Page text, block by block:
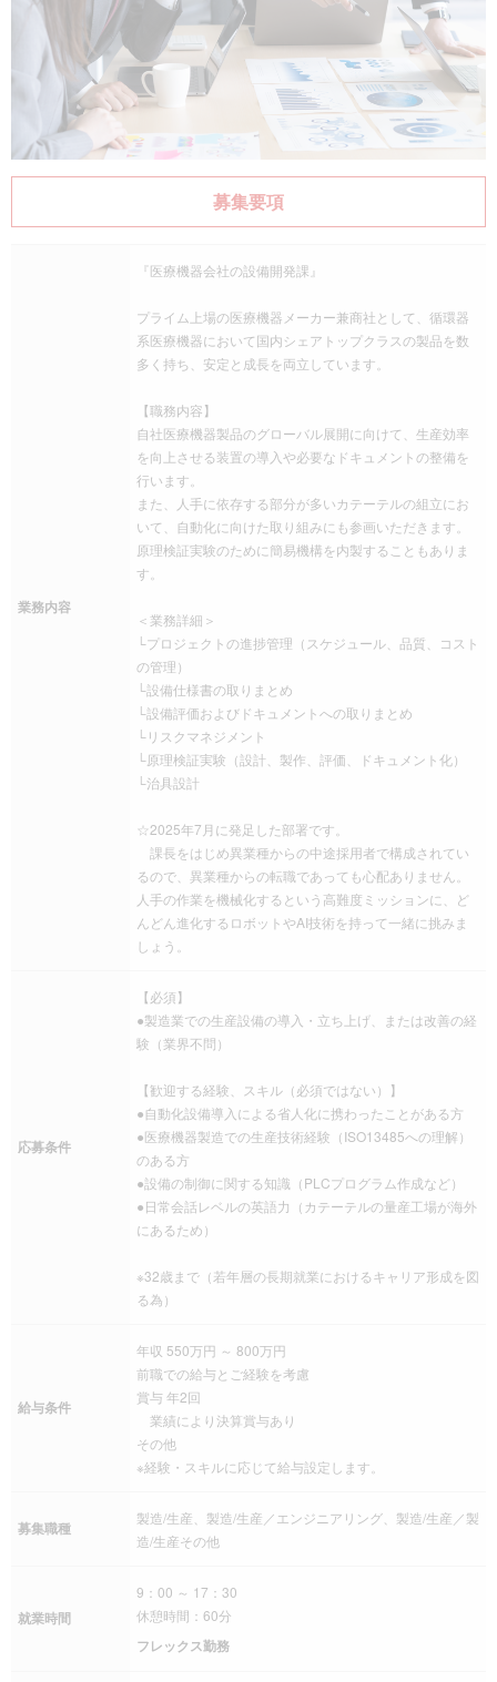
募集要項
業務内容
『医療機器会社の設備開発課』
プライム上場の医療機器メーカー兼商社として、循環器
系医療機器において国内シェアトップクラスの製品を数
多く持ち、安定と成長を両立しています。
【職務内容】
自社医療機器製品のグローバル展開に向けて、生産効率
を向上させる装置の導入や必要なドキュメントの整備を
行います。
また、人手に依存する部分が多いカテーテルの組立にお
いて、自動化に向けた取り組みにも参画いただきます。
原理検証実験のために簡易機構を内製することもありま
す。
＜業務詳細＞
└プロジェクトの進捗管理（スケジュール、品質、コスト
の管理）
└設備仕様書の取りまとめ
└設備評価およびドキュメントへの取りまとめ
└リスクマネジメント
└原理検証実験（設計、製作、評価、ドキュメント化）
└治具設計
☆2025年7月に発足した部署です。
課長をはじめ異業種からの中途採用者で構成されてい
るので、異業種からの転職であっても心配ありません。
人手の作業を機械化するという高難度ミッションに、ど
んどん進化するロボットやAI技術を持って一緒に挑みま
しょう。
応募条件
【必須】
●製造業での生産設備の導入・立ち上げ、または改善の経
験（業界不問）
【歓迎する経験、スキル（必須ではない）】
●自動化設備導入による省人化に携わったことがある方
●医療機器製造での生産技術経験（ISO13485への理解）
のある方
●設備の制御に関する知識（PLCプログラム作成など）
●日常会話レベルの英語力（カテーテルの量産工場が海外
にあるため）
※32歳まで（若年層の長期就業におけるキャリア形成を図
る為）
給与条件
年収 550万円 ～ 800万円
前職での給与とご経験を考慮
賞与 年2回
業績により決算賞与あり
その他
※経験・スキルに応じて給与設定します。
募集職種
製造/生産、製造/生産／エンジニアリング、製造/生産／製
造/生産その他
就業時間
9：00 ～ 17：30
休憩時間：60分
フレックス勤務